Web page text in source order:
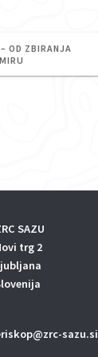
OD ZBIRANJA
SAZU
trg 2
sazu.si